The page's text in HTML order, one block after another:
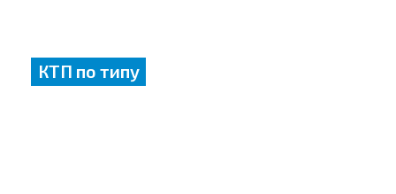
КТП по типу